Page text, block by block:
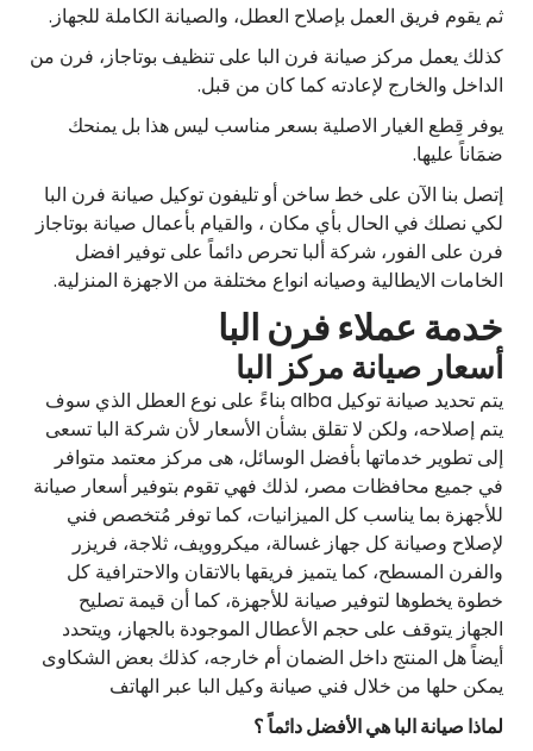
ثم يقوم فريق العمل بإصلاح العطل، والصيانة الكاملة للجهاز.
كذلك يعمل مركز صيانة فرن البا على تنظيف بوتاجاز، فرن من
الداخل والخارج لإعادته كما كان من قبل.
يوفر قِطع الغيار الاصلية بسعر مناسب ليس هذا بل يمنحك
ضمَاناً عليها.
إتصل بنا الآن على خط ساخن أو تليفون توكيل صيانة فرن البا
لكي نصلك في الحال بأي مكان ، والقيام بأعمال صيانة بوتاجاز
فرن على الفور، شركة ألبا تحرص دائماً على توفير افضل
الخامات الايطالية وصيانه انواع مختلفة من الاجهزة المنزلية.
خدمة عملاء فرن البا
أسعار صيانة مركز البا
يتم تحديد صيانة توكيل alba بناءً على نوع العطل الذي سوف
يتم إصلاحه، ولكن لا تقلق بشأن الأسعار لأن شركة البا تسعى
إلى تطوير خدماتها بأفضل الوسائل، هى مركز معتمد متوافر
في جميع محافظات مصر، لذلك فهي تقوم بتوفير أسعار صيانة
للأجهزة بما يناسب كل الميزانيات، كما توفر مُتخصص فني
لإصلاح وصيانة كل جهاز غسالة، ميكروويف، ثلاجة، فريزر
والفرن المسطح، كما يتميز فريقها بالاتقان والاحترافية كل
خطوة يخطوها لتوفير صيانة للأجهزة، كما أن قيمة تصليح
الجهاز يتوقف على حجم الأعطال الموجودة بالجهاز، ويتحدد
أيضاً هل المنتج داخل الضمان أم خارجه، كذلك بعض الشكاوى
يمكن حلها من خلال فني صيانة وكيل البا عبر الهاتف
لماذا صيانة البا هي الأفضل دائماً ؟